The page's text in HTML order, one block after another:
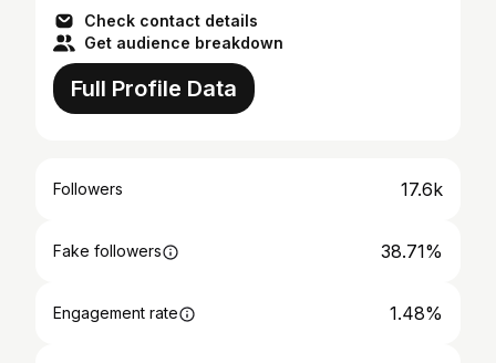
Check contact details
Get audience breakdown
Full Profile Data
Followers 17.6k
Fake followers 38.71%
Engagement rate 1.48%